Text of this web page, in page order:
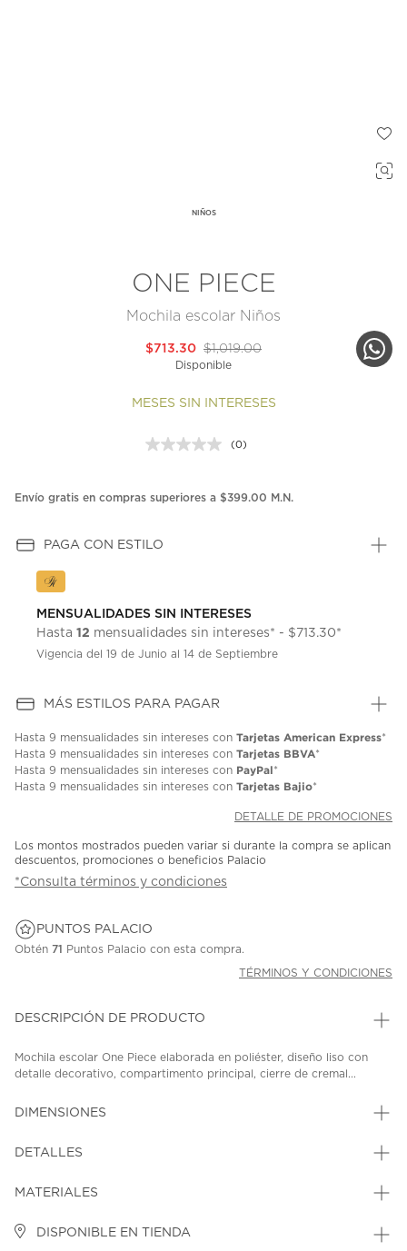
NIÑOS
ONE PIECE
Mochila escolar Niños
$1,019.00
$713.30
Disponible
MESES SIN INTERESES
Sin
en
(0)
Envío gratis en compras superiores a $399.00 M.N.
PAGA CON ESTILO
MENSUALIDADES SIN INTERESES
Hasta 12 mensualidades sin intereses* - $713.30*
Vigencia del 19 de Junio al 14 de Septiembre
MÁS ESTILOS PARA PAGAR
Hasta 9 mensualidades sin intereses con Tarjetas American Express*
Hasta 9 mensualidades sin intereses con Tarjetas BBVA*
Hasta 9 mensualidades sin intereses con PayPal*
Hasta 9 mensualidades sin intereses con Tarjetas Bajio*
DETALLE DE PROMOCIONES
Los montos mostrados pueden variar si durante la compra se aplican
descuentos, promociones o beneficios Palacio
*Consulta términos y condiciones
PUNTOS PALACIO
Obtén 71 Puntos Palacio con esta compra.
TÉRMINOS Y CONDICIONES
DESCRIPCIÓN DE PRODUCTO
Mochila escolar One Piece elaborada en poliéster, diseño liso con
detalle decorativo, compartimento principal, cierre de cremal...
DIMENSIONES
DETALLES
MATERIALES
DISPONIBLE EN TIENDA